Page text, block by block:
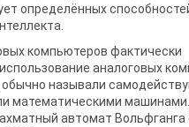
определённых
компьютеров фактически
аналоговых
называли
математическими
автомат Вольфганга